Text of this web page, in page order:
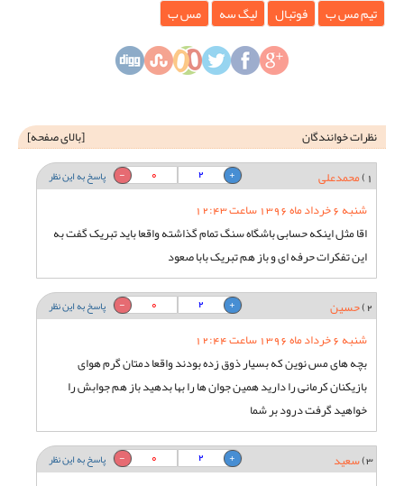
تیم مس ب فوتبال لیگ سه مس ب
نظرات خوانندگان [بالای صفحه]
1) محمدعلی پاسخ به این نظر 0
2
شنبه 6 خرداد ماه 1396 ساعت 12:43
اقا مثل اینکه حسابی باشگاه سنگ تمام گذاشته واقعا باید تبریک گفت به
این تفکرات حرفه ای و باز هم تبریک بابا صعود
2) حسین پاسخ به این نظر 0
2
شنبه 6 خرداد ماه 1396 ساعت 12:44
بچه های مس نوین که بسیار ذوق زده بودند واقعا دمتان گرم هوای
بازیکنان کرمانی را دارید همین جوان ها را بها بدهید باز هم جوابش را
خواهید گرفت درود بر شما
3) سعید پاسخ به این نظر 0
2